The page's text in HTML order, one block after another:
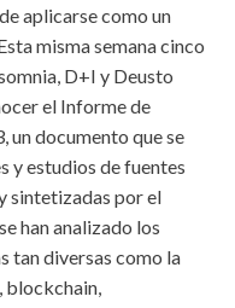
aplicarse como un
misma semana cinco
D+I y Deusto
el Informe de
un documento que se
y estudios de fuentes
sintetizadas por el
han analizado los
tan diversas como la
blockchain,